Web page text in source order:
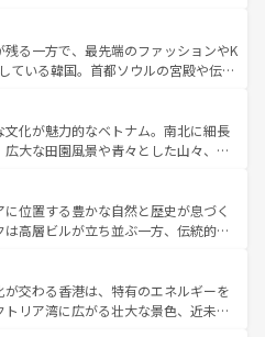
も充実しており、サーフィンやダイ
ど、アウトドア好きにはたまらな
多彩な魅力を存分に味わいつくそ
帯である台湾東部など、都市の喧騒
存しており、訪れる人に新しい発見と
る。また、奥深い台湾の食文化も魅
イーツなど、バラエティ豊かな料理
。 なお、新着の台湾情報は コンテンツ一覧を参
残る一方で、最先端のファッションやK
ている韓国。首都ソウルの宮殿や伝統
ば四季折々の自然美を楽しむことが
ムチや焼肉、絶品のストリートフード
国料理が待っている。夜には、韓国な
、韓国の多彩な魅力を心ゆくまで味
わってみてほしい。 なお、新着の韓国情報はコンテンツ一
。
文化が魅力的なベトナム。南北に細長
広大な田園風景や青々とした山々、世
が息づく。ハノイの古い町並みやホ
統治時代の建物も、独特の雰囲気を
、バラエティの豊かさとおいしさで
ミー、ベトナムコーヒーなどは、ぜ
。どの地域を訪れてもあたたかい人々
るので、きっと忘れられない旅にな
位置する豊かな自然と歴史が息づく
高層ビルが立ち並ぶ一方、伝統的な
。北部ではチェンマイなどの山岳地
、南部ではプーケットやクラビの美し
分を楽しむことができる。タイ料理
が交わる香港は、特有のエネルギーを
リア湾に広がる壮大な景色、近未来